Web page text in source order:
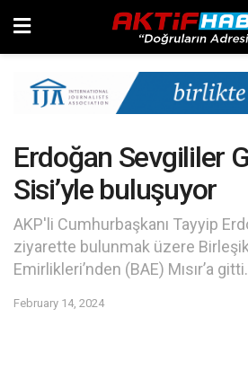
Erdoğan Sevgililer
Sisi’yle buluşuyor
AKP'li Cumhurbaşkanı Tayyip
ziyarette bulunmak üzere
Emirlikleri’nden (BAE) Mısır’a gitti.
February 14, 2024